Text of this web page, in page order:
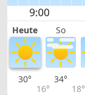
Heute So
30°
16°
34°
18°